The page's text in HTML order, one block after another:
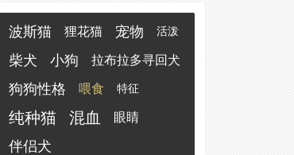
正的性格，它是温和、忠心、沉稳的犬种，有
时会我行我素。但只要你与它积极培养感...
波斯猫 狸花猫 宠物 活泼
柴犬 小狗 拉布拉多寻回犬
狗狗性格 喂食 特征
纯种猫 混血 眼睛
伴侣犬